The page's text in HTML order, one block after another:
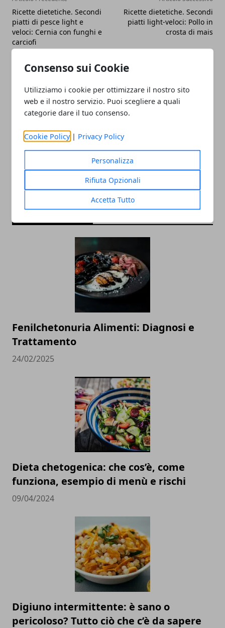
Consenso sui Cookie
Utilizziamo i cookie per ottimizzare il nostro sito
web e il nostro servizio. Puoi scegliere a quali
categorie dare il tuo consenso.
Cookie Policy | Privacy Policy
Personalizza
Rifiuta Opzionali
Accetta Tutto
Ricette dietetiche. Secondi
piatti di pesce light e
veloci: Cernia con funghi e
carciofi
Ricette dietetiche. Secondi
piatti light-veloci: Pollo in
crosta di mais
Fenilchetonuria Alimenti: Diagnosi e
Trattamento
24/02/2025
Dieta chetogenica: che cos’è, come
funziona, esempio di menù e rischi
09/04/2024
Digiuno intermittente: è sano o
pericoloso? Tutto ciò che c’è da sapere